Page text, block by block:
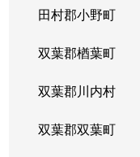
田村郡小野町
双葉郡楢葉町
双葉郡川内村
双葉郡双葉町